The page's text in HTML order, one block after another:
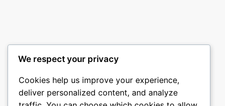
We respect your privacy
Cookies help us improve your experience,
deliver personalized content, and analyze